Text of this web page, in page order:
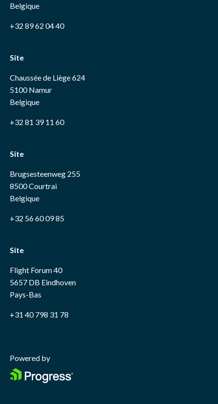
Powered by
Belgique
+32 89 62 04 40
Site
Chaussée de Liège 624
5100 Namur
Belgique
+32 81 39 11 60
Site
Brugsesteenweg 255
8500 Courtrai
Belgique
+32 56 60 09 85
Site
Flight Forum 40
5657 DB Eindhoven
Pays-Bas
+31 40 798 31 78